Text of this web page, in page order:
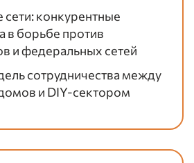
сети: конкурентные
в борьбе против
и федеральных сетей
сотрудничества между
и DIY-сектором